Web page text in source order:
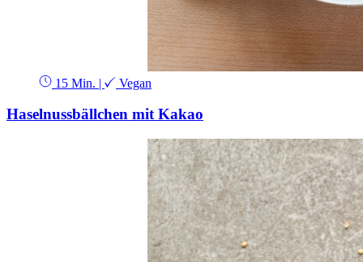
15 Min. | Vegan
Haselnussbällchen mit Kakao